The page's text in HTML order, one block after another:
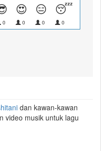
0
😍
0
😑
0
😴
0
dan kawan-kawan
video musik untuk lagu